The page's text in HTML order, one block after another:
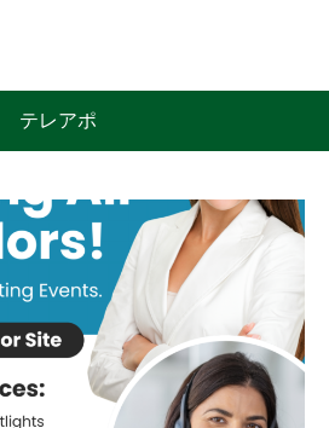
テレアポ